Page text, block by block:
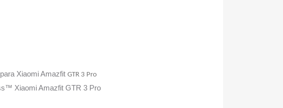
Xiaomi Amazfit GTR 3 Pro
Xiaomi Amazfit GTR 3 Pro